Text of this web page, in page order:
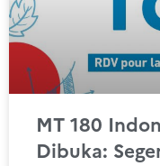
MT 180
Dibuka: